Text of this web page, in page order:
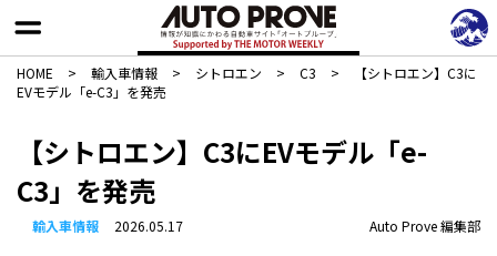
HOME > 輸入車情報 > シトロエン > C3 >
【シトロエン】C3に
EVモデル「e-C3」を発売
【シトロエン】C3にEVモデル「e-
C3」を発売
輸入車情報 2026.05.17 Auto Prove 編集部